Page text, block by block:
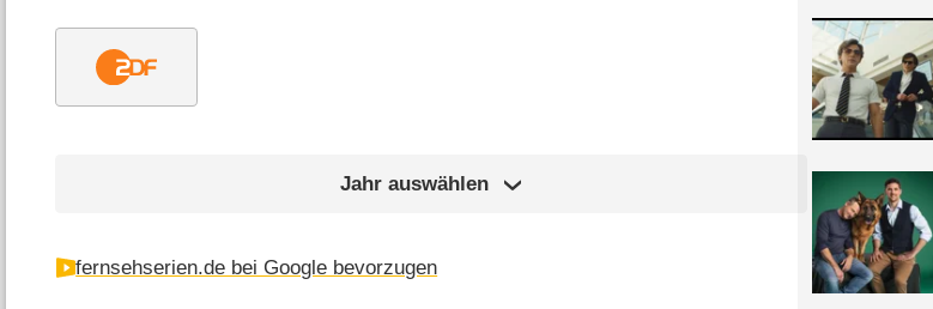
Jahr auswählen
fernsehserien.de bei Google bevorzugen